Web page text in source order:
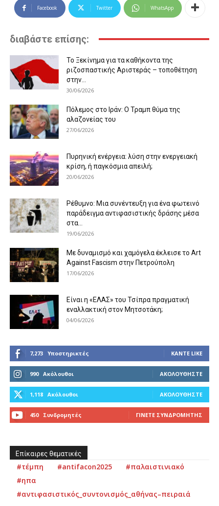
Facebook Twitter WhatsApp
διαβάστε επίσης:
Το Ξεκίνημα για τα καθήκοντα της
ριζοσπαστικής Αριστεράς – τοποθέτηση
στην...
30/06/2026
Πόλεμος στο Ιράν: Ο Τραμπ θύμα της
αλαζονείας του
27/06/2026
Πυρηνική ενέργεια: λύση στην ενεργειακή
κρίση, ή παγκόσμια απειλή;
20/06/2026
Ρέθυμνο: Μια συνέντευξη για ένα φωτεινό
παράδειγμα αντιφασιστικής δράσης μέσα
στα...
19/06/2026
Με δυναμισμό και χαμόγελα έκλεισε το Art
Against Fascism στην Πετρούπολη
17/06/2026
Είναι η «ΕΛΑΣ» του Τσίπρα πραγματική
εναλλακτική στον Μητσοτάκη;
04/06/2026
7,273 Υποστηρικτές ΚΆΝΤΕ LIKE
990 Ακόλουθοι ΑΚΟΛΟΥΘΉΣΤΕ
1,118 Ακόλουθοι ΑΚΟΛΟΥΘΉΣΤΕ
450 Συνδρομητές ΓΊΝΕΤΕ ΣΥΝΔΡΟΜΗΤΉΣ
Επίκαιρες θεματικές
#τέμπη #antifacon2025
#παλαιστινιακό
#ηπα
#αντιφασιστικός_συντονισμός_αθήνας–πειραιά